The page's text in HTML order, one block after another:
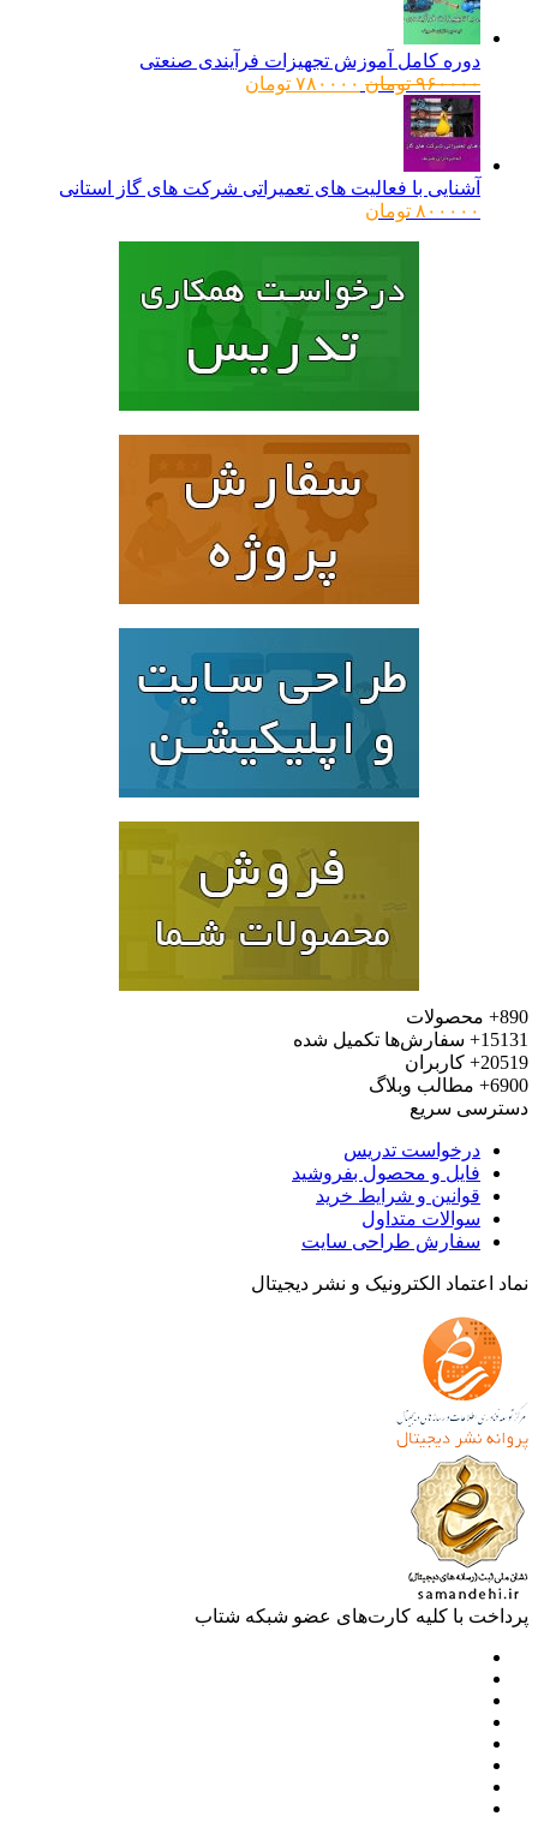
دوره کامل آموزش تجهیزات فرآیندی صنعتی
۹۶۰۰۰۰ تومانقیمت
۷۸۰۰۰۰ تومانقیمت
آشنایی با فعالیت های تعمیراتی شرکت های گاز استانی
۸۰۰۰۰۰ تومان
محصولات
سفارش‌ها تکمیل شده
کاربران
مطالب وبلاگ
سریع
درخواست تدریس
فایل و محصول بفروشید
قوانین و شرایط خرید
سوالات متداول
سفارش طراحی سایت
اعتماد الکترونیک و نشر دیجیتال
با کلیه کارت‌های عضو شبکه شتاب